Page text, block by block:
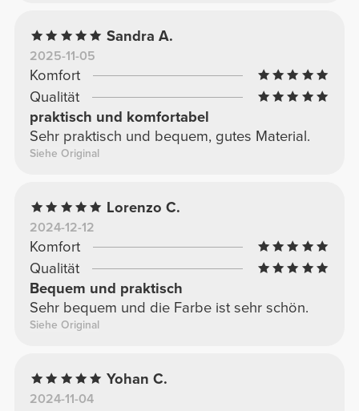
Sandra A.
2025-11-05
Komfort
Qualität
praktisch und komfortabel
Sehr praktisch und bequem, gutes Material.
Siehe Original
Lorenzo C.
2024-12-12
Komfort
Qualität
Bequem und praktisch
Sehr bequem und die Farbe ist sehr schön.
Siehe Original
Yohan C.
2024-11-04